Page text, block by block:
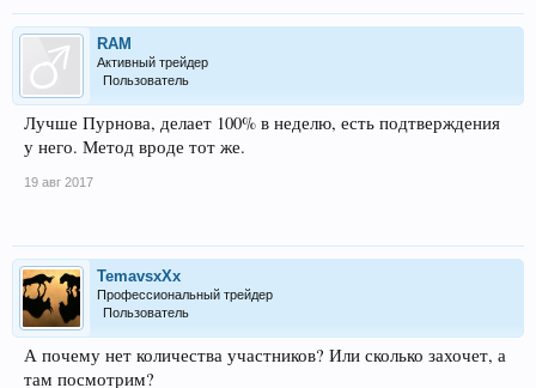
RAM
Активный трейдер
Пользователь
Лучше Пурнова, делает 100% в неделю, есть подтверждения
у него. Метод вроде тот же.
19 авг 2017
TemavsxXx
Профессиональный трейдер
Пользователь
А почему нет количества участников? Или сколько захочет, а
там посмотрим?